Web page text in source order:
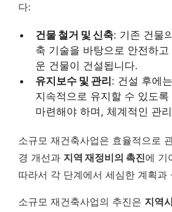
다:
건물 철거 및 신축: 기존 건물
축 기술을 바탕으로 안전하
운 건물이 건설됩니다.
유지보수 및 관리 : 건설 후에
지속적으로 유지할 수 있도
마련해야 하며, 체계적인 관
소규모 재건축사업은 효율적으로
경 개선과 지역 재정비의 촉진에 기
따라서 각 단계에서 세심한 계획과
소규모 재건축사업의 추진은 지역